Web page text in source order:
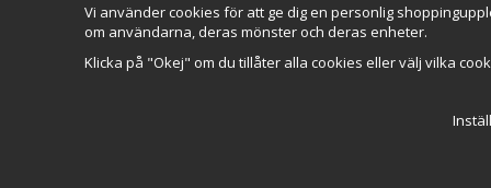
Vi använder cookies för att ge dig en personlig
om användarna, deras mönster och deras enheter.
Klicka på "Okej" om du tillåter alla cookies eller välj vilka